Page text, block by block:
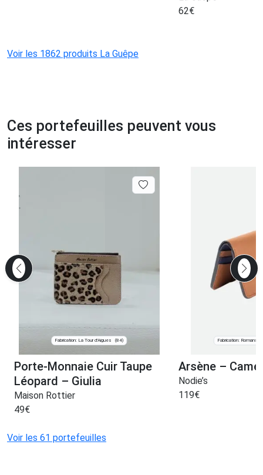
62€
Voir les 1862 produits La Guêpe
Ces portefeuilles peuvent vous
intéresser
Fabrication: La Tour d'Aigues (84)
Porte-Monnaie Cuir Taupe
Léopard – Giulia
Maison Rottier
49€
Fabrication: Romans-
Arsène – Camel
Nodie’s
119€
Voir les 61 portefeuilles